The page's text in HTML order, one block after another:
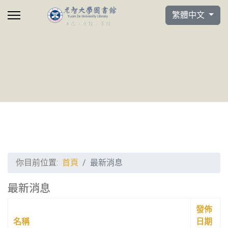
選擇你的語言
繁體中文
你目前位置: 首頁 最新消息
最新消息
名稱
發佈
日期